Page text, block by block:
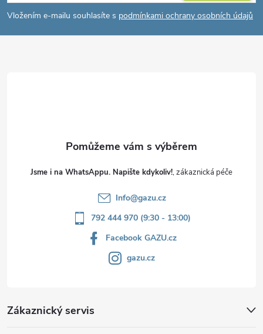
p
a
Vložením e-mailu souhlasíte s podmínkami ochrany osobních údajů
Jsme i na WhatsAppu. Napište kdykoliv!
Info@gazu.cz
792 444 970 (9:30 - 13:00)
Facebook GAZU.cz
gazu.cz
Zákaznický servis